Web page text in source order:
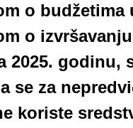
o budžetima
o
2025. godinu,
se za
koriste